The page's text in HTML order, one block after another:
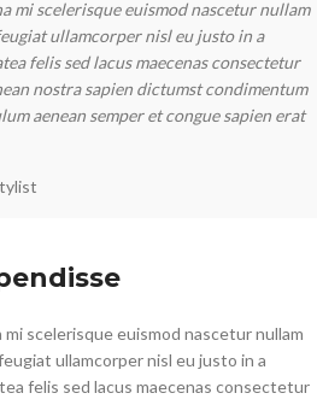
mi scelerisque euismod nascetur nullam
ullamcorper nisl eu justo in a
felis sed lacus maecenas consectetur
nostra sapien dictumst condimentum
aenean semper et congue sapien erat
scelerisque euismod nascetur nullam
ullamcorper nisl eu justo in a
felis sed lacus maecenas consectetur